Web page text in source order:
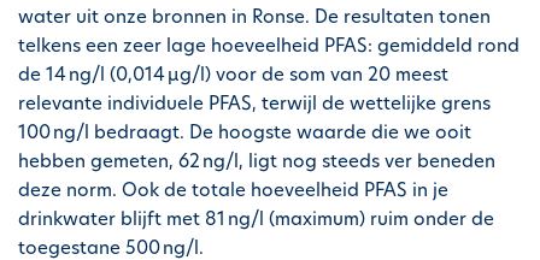
water uit onze bronnen in Ronse. De resultaten tonen
telkens een zeer lage hoeveelheid PFAS: gemiddeld rond
de 14 ng/l (0,014 µg/l) voor de som van 20 meest
relevante individuele PFAS, terwijl de wettelijke grens
100 ng/l bedraagt. De hoogste waarde die we ooit
hebben gemeten, 62 ng/l, ligt nog steeds ver beneden
deze norm. Ook de totale hoeveelheid PFAS in je
drinkwater blijft met 81 ng/l (maximum) ruim onder de
toegestane 500 ng/l.